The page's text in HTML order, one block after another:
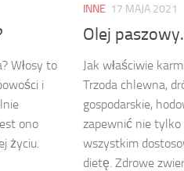
Włosy to
i
ono
życiu.
INNE 17 MAJA 2021
Olej paszowy.
Jak właściwie
Trzoda chlewna,
gospodarskie,
zapewnić nie tylko
wszystkim
dietę. Zdrowe